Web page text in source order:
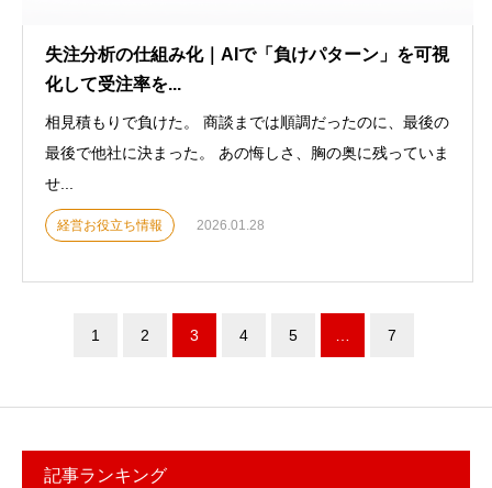
失注分析の仕組み化｜AIで「負けパターン」を可視
化して受注率を...
相見積もりで負けた。 商談までは順調だったのに、最後の
最後で他社に決まった。 あの悔しさ、胸の奥に残っていま
せ...
経営お役立ち情報 2026.01.28
1 2 3 4 5 7
記事ランキング